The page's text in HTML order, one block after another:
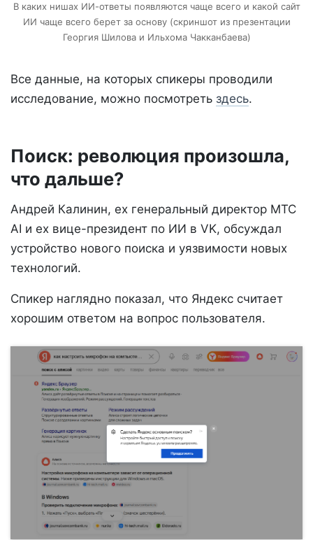
В каких нишах ИИ-ответы появляются чаще всего и какой сайт
ИИ чаще всего берет за основу (скриншот из презентации
Георгия Шилова и Ильхома Чакканбаева)
Все данные, на которых спикеры проводили
исследование, можно посмотреть здесь.
Поиск: революция произошла,
что дальше?
Андрей Калинин, ex генеральный директор МТС
AI и ex вице-президент по ИИ в VK, обсуждал
устройство нового поиска и уязвимости новых
технологий.
Спикер наглядно показал, что Яндекс считает
хорошим ответом на вопрос пользователя.